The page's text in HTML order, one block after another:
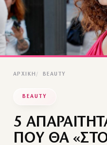
ΑΡΧΙΚΉ BEAUTY
BEAUTY
5
ΠΟΥ ΘΑ